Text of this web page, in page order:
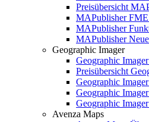
Preisübersicht
MAPublisher
MAPublisher
MAPublisher
Geographic Imager
Geographic
Preisübersicht
Geographic
Geographic
Geographic
Avenza Maps